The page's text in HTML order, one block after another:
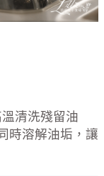
清洗殘留油
時溶解油垢，讓